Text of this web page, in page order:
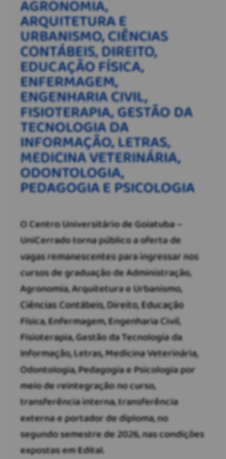
AGRONOMIA,
ARQUITETURA E
URBANISMO, CIÊNCIAS
CONTÁBEIS, DIREITO,
EDUCAÇÃO FÍSICA,
ENFERMAGEM,
ENGENHARIA CIVIL,
FISIOTERAPIA, GESTÃO DA
TECNOLOGIA DA
INFORMAÇÃO, LETRAS,
MEDICINA VETERINÁRIA,
ODONTOLOGIA,
PEDAGOGIA E PSICOLOGIA
O Centro Universitário de Goiatuba –
UniCerrado torna público a oferta de
vagas remanescentes para ingressar nos
cursos de graduação de Administração,
Agronomia, Arquitetura e Urbanismo,
Ciências Contábeis, Direito, Educação
Física, Enfermagem, Engenharia Civil,
Fisioterapia, Gestão da Tecnologia da
Informação, Letras, Medicina Veterinária,
Odontologia, Pedagogia e Psicologia por
meio de reintegração no curso,
transferência interna, transferência
externa e portador de diploma, no
segundo semestre de 2026, nas condições
expostas em Edital.